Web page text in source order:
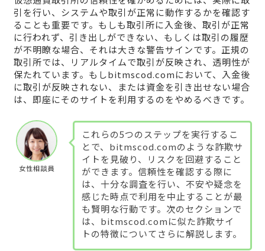
引を行い、システムや取引が正常に動作するかを確認す
ることも重要です。もしも取引所に入金後、取引が正常
に行われず、引き出しができない、もしくは取引の履歴
が不明瞭な場合、それは大きな警告サインです。正規の
取引所では、リアルタイムで取引が反映され、透明性が
保たれています。もしbitmscod.comにおいて、入金後
に取引が反映されない、または資金を引き出せない場合
は、即座にそのサイトを利用するのをやめるべきです。
女性相談員
これらの5つのステップを実行するこ
とで、bitmscod.comのような詐欺サ
イトを見破り、リスクを回避すること
ができます。信頼性を確認する際に
は、十分な調査を行い、不安や疑念を
感じた時点で利用を中止することが最
も賢明な行動です。次のセクションで
は、bitmscod.comに似た詐欺サイ
トの特徴についてさらに解説します。